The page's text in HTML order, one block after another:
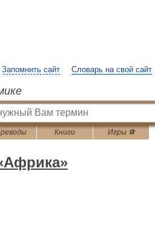
Запомнить сайт Словарь на свой сайт
Книги Игры ⚽